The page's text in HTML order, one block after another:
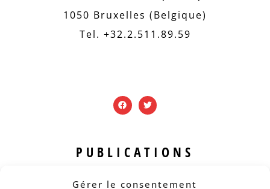
Gérer le consentement
1050 Bruxelles (Belgique)
Tel. +32.2.511.89.59
PUBLICATIONS
Revue B.I.S.